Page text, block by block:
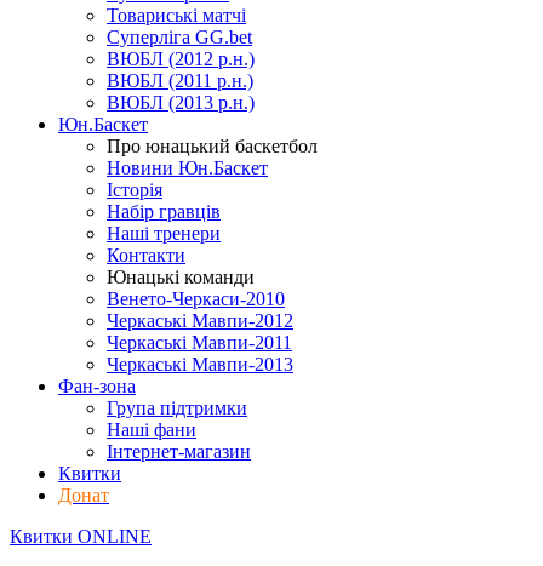
Товариські матчі
Суперліга GG.bet
ВЮБЛ (2012 р.н.)
ВЮБЛ (2011 р.н.)
ВЮБЛ (2013 р.н.)
Юн.Баскет
Про юнацький баскетбол
Новини Юн.Баскет
Історія
Набір гравців
Наші тренери
Контакти
Юнацькі команди
Венето-Черкаси-2010
Черкаські Мавпи-2012
Черкаські Мавпи-2011
Черкаські Мавпи-2013
Фан-зона
Група підтримки
Наші фани
Інтернет-магазин
Квитки
Донат
Квитки ONLINE